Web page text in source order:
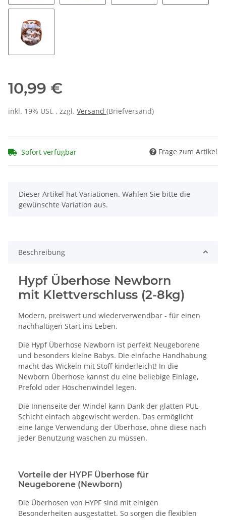
10,99 €
inkl. 19% USt. , zzgl. Versand (Briefversand)
Sofort verfügbar Frage zum Artikel
x
Dieser Artikel hat Variationen. Wählen Sie bitte die
gewünschte Variation aus.
Beschreibung
Hypf Überhose Newborn
mit Klettverschluss (2-8kg)
Modern, preiswert und wiederverwendbar - für einen
nachhaltigen Start ins Leben.
Die Hypf Überhose Newborn ist perfekt Neugeborene
und besonders kleine Babys. Die einfache Handhabung
macht das Wickeln mit Stoff kinderleicht! In die
Newborn Überhose kannst du eine beliebige Einlage,
Prefold oder Höschenwindel legen.
Die Innenseite der Windel kann Dank der glatten PUL-
Schicht einfach abgewischt werden. Das ermöglicht
eine lange Verwendung der Überhose, ohne diese nach
jeder Benutzung waschen zu müssen.
Vorteile der HYPF Überhose für
Neugeborene (Newborn)
Die Überhosen von HYPF sind mit einigen
Besonderheiten ausgestattet. So sorgen die flexiblen